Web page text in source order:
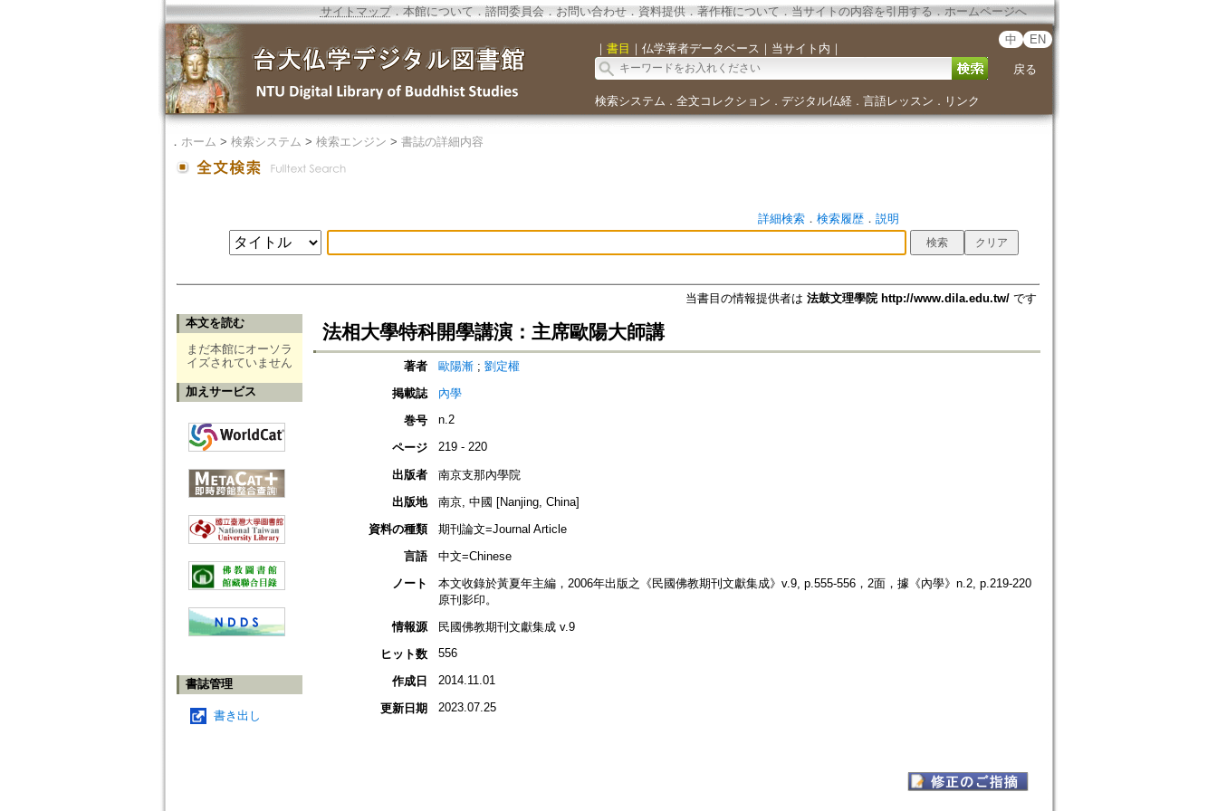
サイトマップ．本館について ． 諮問委員会． お問い合わせ． 資料提供． 著作権について．当サイトの内容を引用する ． ホームページへ
｜ 書目 ｜ 仏学著者データベース ｜ 当サイト内 ｜
中 EN
戻る
検索システム ． 全文コレクション ． デジタル仏経． 言語レッスン ． リンク
． ホーム > 検索システム > 検索エンジン > 書誌の詳細内容
詳細検索． 検索履歴． 説明
当書目の情報提供者は 法鼓文理學院 http://www.dila.edu.tw/です
本文を読む
まだ本館にオーソラ
イズされていません
加えサービス
書誌管理
書き出し
法相大學特科開學講演：主席歐陽大師講
著者 歐陽漸; 劉定權
掲載誌
內學
巻号
n.2
ページ 219 - 220
出版者
南京支那內學院
出版地
南京, 中國 [Nanjing, China]
資料の種類
期刊論文=Journal Article
言語
中文=Chinese
ノート
本文收錄於黃夏年主編，2006年出版之《民國佛教期刊文獻集成》v.9, p.555-556，2面，據《內學》n.2, p.219-220
原刊影印。
情報源
民國佛教期刊文獻集成 v.9
ヒット数
556
作成日 2014.11.01
更新日期 2023.07.25